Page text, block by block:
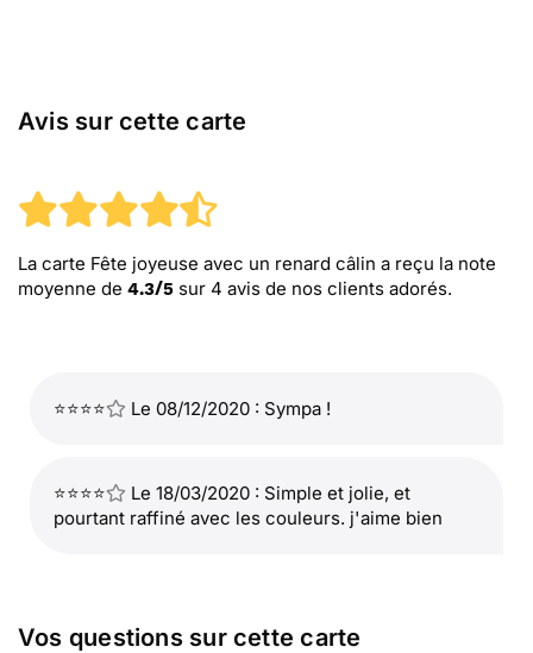
Avis sur cette carte
La carte Fête joyeuse avec un renard câlin a reçu la note
moyenne de 4.3/5 sur 4 avis de nos clients adorés.
⭐⭐⭐⭐ Le 08/12/2020 : Sympa !
⭐⭐⭐⭐
Le 18/03/2020 : Simple et jolie, et
pourtant raffiné avec les couleurs. j'aime bien
Vos questions sur cette carte